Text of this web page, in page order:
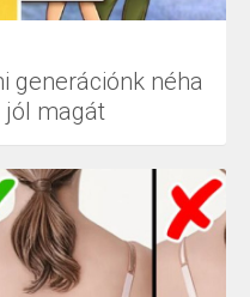
generációnk néha
jól magát